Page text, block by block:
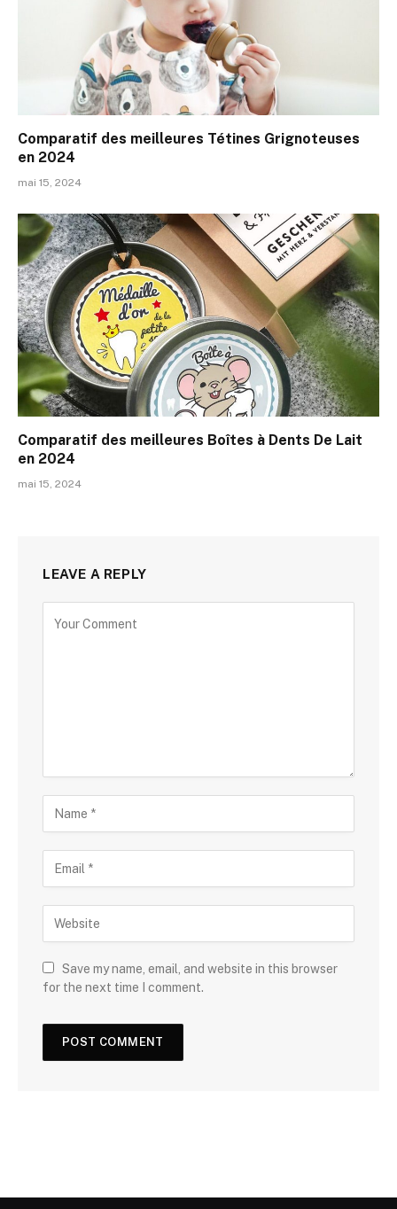
Comparatif des meilleures Tétines Grignoteuses
en 2024
mai 15, 2024
Comparatif des meilleures Boîtes à Dents De Lait
en 2024
mai 15, 2024
LEAVE A REPLY
Save my name, email, and website in this browser
for the next time I comment.